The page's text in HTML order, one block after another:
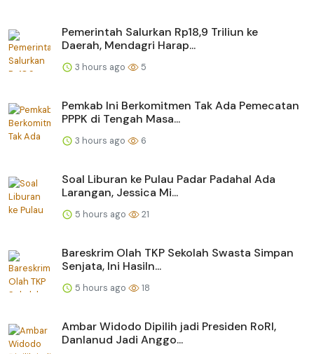
Pemerintah Salurkan Rp18,9 Triliun ke
Daerah, Mendagri Harap...
3 hours ago 5
Pemkab Ini Berkomitmen Tak Ada Pemecatan
PPPK di Tengah Masa...
3 hours ago 6
Soal Liburan ke Pulau Padar Padahal Ada
Larangan, Jessica Mi...
5 hours ago 21
Bareskrim Olah TKP Sekolah Swasta Simpan
Senjata, Ini Hasiln...
5 hours ago 18
Ambar Widodo Dipilih jadi Presiden RoRI,
Danlanud Jadi Anggo...